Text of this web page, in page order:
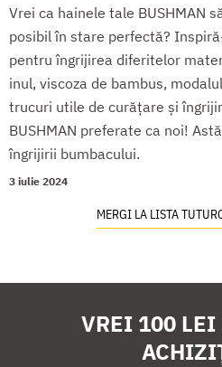
Vrei ca hainele tale BUSHMAN
posibil în stare perfectă?
pentru îngrijirea diferitelor
inul, viscoza de bambus,
trucuri utile de curățare și
BUSHMAN preferate ca noi!
îngrijirii bumbacului.
3 iulie 2024
MERGI LA LISTA
VREI 100 LEI